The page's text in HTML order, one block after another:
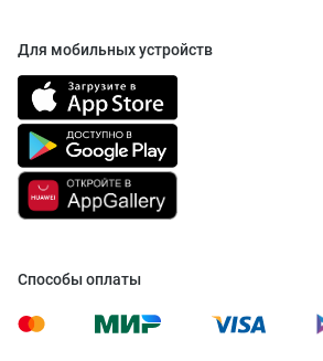
Для мобильных устройств
Способы оплаты